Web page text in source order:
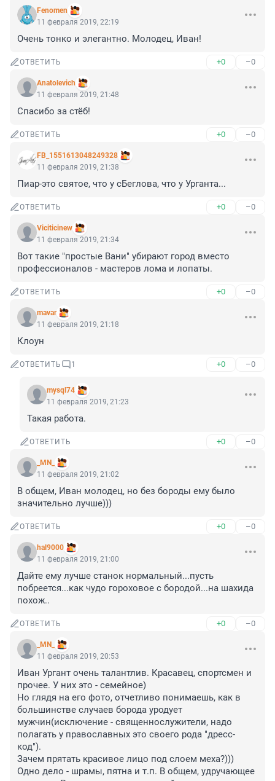
Fenomen
11 февраля 2019, 22:19
Очень тонко и элегантно. Молодец, Иван!
ОТВЕТИТЬ +0 –0
Anatolevich
11 февраля 2019, 21:48
Спасибо за стёб!
ОТВЕТИТЬ +0 –0
FB_1551613048249328
11 февраля 2019, 21:38
Пиар-это святое, что у сБеглова, что у Урганта...
ОТВЕТИТЬ +0 –0
Viciticinew
11 февраля 2019, 21:34
Вот такие "простые Вани" убирают город вместо
профессионалов - мастеров лома и лопаты.
ОТВЕТИТЬ +0 –0
mavar
11 февраля 2019, 21:18
Клоун
ОТВЕТИТЬ 1 +0 –0
mysql74
11 февраля 2019, 21:23
Такая работа.
ОТВЕТИТЬ +0 –0
_MN_
11 февраля 2019, 21:02
В общем, Иван молодец, но без бороды ему было
значительно лучше)))
ОТВЕТИТЬ +0 –0
hal9000
11 февраля 2019, 21:00
Дайте ему лучше станок нормальный...пусть
побреется...как чудо гороховое с бородой...на шахида
похож..
ОТВЕТИТЬ +0 –0
_MN_
11 февраля 2019, 20:53
Иван Ургант очень талантлив. Красавец, спортсмен и
прочее. У них это - семейное)
Но глядя на его фото, отчетливо понимаешь, как в
большинстве случаев борода уродует
мужчин(исключение - священнослужители, надо
полагать у православных это своего рода "дресс-
код").
Зачем прятать красивое лицо под слоем меха?)))
Одно дело - шрамы, пятна и т.п. В общем, удручающее